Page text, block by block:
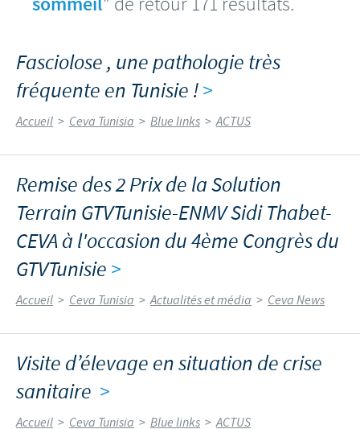
Fasciolose , une pathologie très
fréquente en Tunisie !>
Accueil > Ceva Tunisia > Blue links > ACTUS
Remise des 2 Prix de la Solution
Terrain GTVTunisie-ENMV Sidi Thabet-
CEVA à l'occasion du 4ème Congrès du
GTVTunisie >
Accueil > Ceva Tunisia > Actualités et média > Ceva News
Visite d’élevage en situation de crise
sanitaire >
Accueil > Ceva Tunisia > Blue links > ACTUS